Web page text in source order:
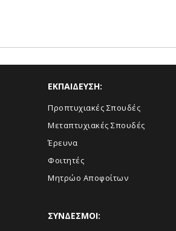
ΕΚΠΑΙΔΕΥΣΗ:
Προπτυχιακές Σπουδές
Μεταπτυχιακές Σπουδές
Έρευνα
Φοιτητές
Μητρώο Αποφοίτων
ΣΥΝΔΕΣΜΟΙ: